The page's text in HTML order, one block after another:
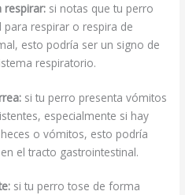
respirar: si notas que tu perro
para respirar o respira de
esto podría ser un signo de
respiratorio.
si tu perro presenta vómitos
especialmente si hay
o vómitos, esto podría
el tracto gastrointestinal.
si tu perro tose de forma